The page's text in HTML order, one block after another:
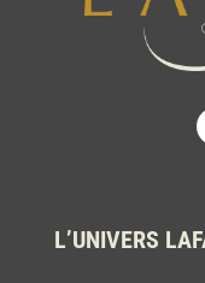
L’UNIVERS